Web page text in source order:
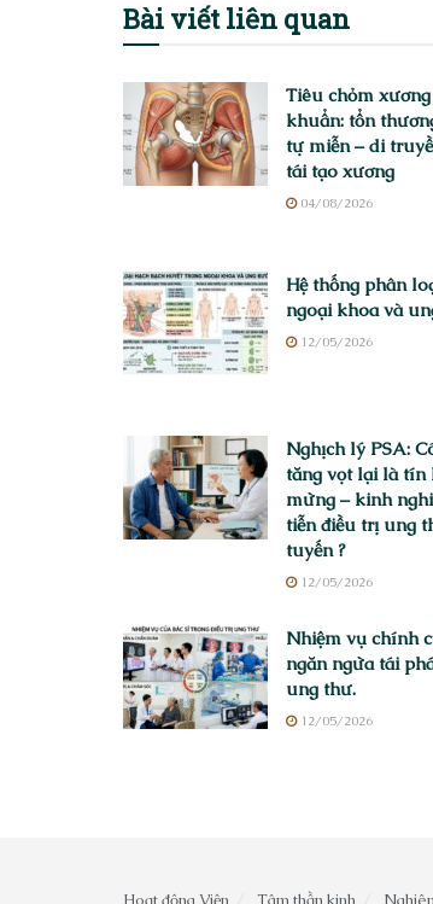
Bài viếtliên quan
Tiêu chỏm
khuẩn: tổn
tự miễn – di
tái tạo xương
04/08/2026
Hệ thống phân
ngoại khoa và
12/05/2026
Nghịch lý PSA:
tăng vọt lại là tín
mừng – kinh
tiễn điều trị ung
tuyến ?
12/05/2026
Nhiệm vụ chính
ngăn ngừa tái
ung thư.
12/05/2026
Hoạt động Viện Tâm thần kinh